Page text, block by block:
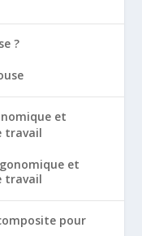
?
et
travail
pour